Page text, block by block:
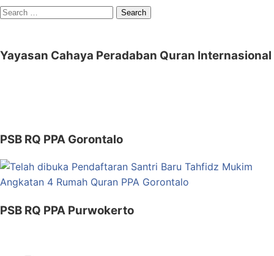
Search
Yayasan Cahaya Peradaban Quran Internasional
PSB RQ PPA Gorontalo
PSB RQ PPA Purwokerto